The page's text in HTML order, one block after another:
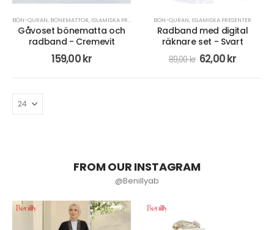
BÖN-QURAN, BÖNEMATTOR, ISLAMISKA PRESENTER RADBAND/MISBAHA
Gåvoset bönematta och
radband - Cremevit
159,00kr
BÖN-QURAN, ISLAMISKA PRESENTER
Radband med digital
räknare set - Svart
89,00kr 62,00kr
FROM OUR INSTAGRAM
@Benillyab